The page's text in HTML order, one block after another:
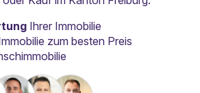
Ihrer Immobilie
zum besten Preis